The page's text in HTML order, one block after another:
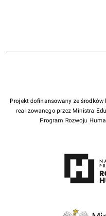
Projekt dofinansowany ze
realizowanego przez Ministra
Program Rozwoju